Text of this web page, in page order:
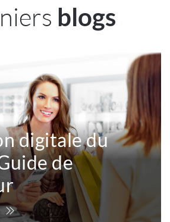
blogs
digitale du
de